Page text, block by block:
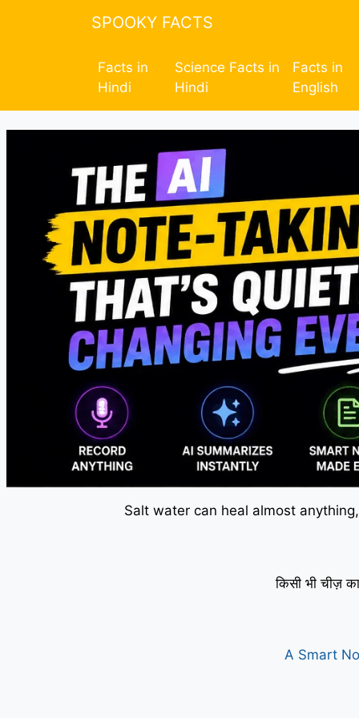
SPOOKY FACTS
Facts in
Hindi
Science Facts in
Hindi
Facts in
English
Salt water can heal almost
किसी भी चीज़
A Smart